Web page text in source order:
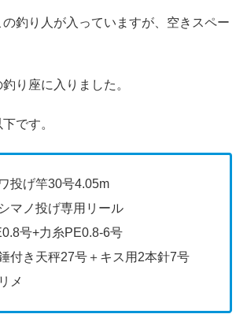
釣り人が入っていますが、空きスペー
り座に入りました。
です。
投げ竿30号4.05m
マノ投げ専用リール
号+力糸PE0.8-6号
付き天秤27号＋キス用2本針7号
メ